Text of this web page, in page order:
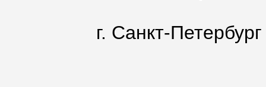
г. Санкт-Петербург